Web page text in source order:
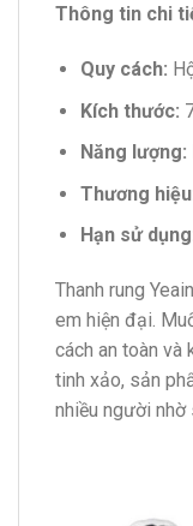
Thông tin chi
Quy cách:
Kích thước:
Năng lượng:
Thương
Hạn sử
Thanh rung
em hiện đại.
cách an toàn và
tinh xảo, sản
nhiều người